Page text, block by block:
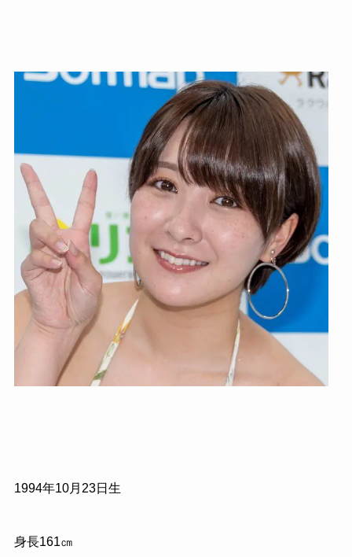
1994年10月23日生
身長161㎝